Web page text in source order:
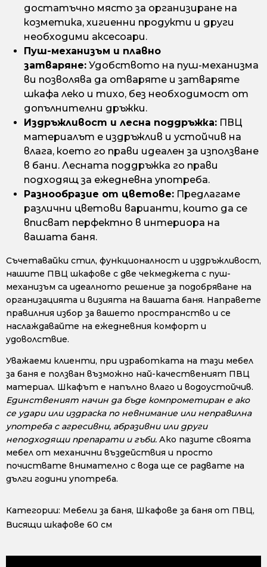
достатъчно място за организиране на
козметика, хигиенни продукти и други
необходими аксесоари.
Пуш-механизъм и плавно
затваряне: Удобството на пуш-механизма
ви позволява да отваряте и затваряте
шкафа леко и тихо, без необходимост от
допълнителни дръжки.
Издръжливост и лесна поддръжка: ПВЦ
материалът е издръжлив и устойчив на
влага, което го прави идеален за използване
в бани. Лесната поддръжка го прави
подходящ за ежедневна употреба.
Разнообразие от цветове: Предлагаме
различни цветови варианти, които да се
вписват перфектно в интериора на
вашата баня.
Съчетавайки стил, функционалност и издръжливост,
нашите ПВЦ шкафове с две чекмеджета с пуш-
механизъм са идеалното решение за подобряване на
организацията и визията на вашата баня. Направете
правилния избор за вашето пространство и се
наслаждавайте на ежедневния комфорт и
удоволствие.
Уважаеми клиенти, при изработката на тази мебел
за баня е ползван възможно най-качественият ПВЦ
материал. Шкафът е напълно влаго и водоустойчив.
Единственият начин да бъде компрометиран е ако
се удари или издраска по невнимание или неправилна
употреба с агресивни, абразивни или други
неподходящи препарати и гъби. Ако пазите своята
мебел от механични въздействия и просто
почиствате внимателно с вода ще се радвате на
дълги години употреба.
Категории: Мебели за баня, Шкафове за баня от ПВЦ,
Висящи шкафове 60 см